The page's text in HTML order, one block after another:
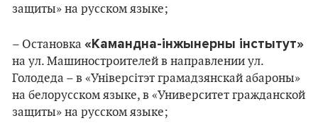
защиты» на русском языке;
– Остановка «Камандна-інжынерны інстытут»
на ул. Машиностроителей в направлении ул.
Голодеда – в «Універсітэт грамадзянскай абароны»
на белорусском языке, в «Университет гражданской
защиты» на русском языке;